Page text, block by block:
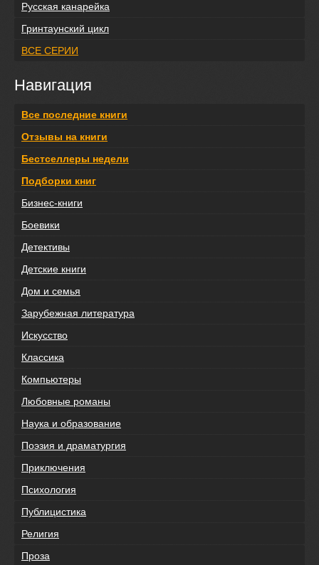
Русская канарейка
Гринтаунский цикл
ВСЕ СЕРИИ
Навигация
Все последние книги
Отзывы на книги
Бестселлеры недели
Подборки книг
Бизнес-книги
Боевики
Детективы
Детские книги
Дом и семья
Зарубежная литература
Искусство
Классика
Компьютеры
Любовные романы
Наука и образование
Поэзия и драматургия
Приключения
Психология
Публицистика
Религия
Проза